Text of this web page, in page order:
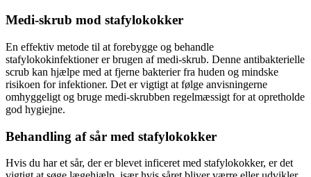
Medi-skrub mod stafylokokker
En effektiv metode til at forebygge og behandle
stafylokokinfektioner er brugen af medi-skrub. Denne antibakterielle
scrub kan hjælpe med at fjerne bakterier fra huden og mindske
risikoen for infektioner. Det er vigtigt at følge anvisningerne
omhyggeligt og bruge medi-skrubben regelmæssigt for at opretholde
god hygiejne.
Behandling af sår med stafylokokker
Hvis du har et sår, der er blevet inficeret med stafylokokker, er det